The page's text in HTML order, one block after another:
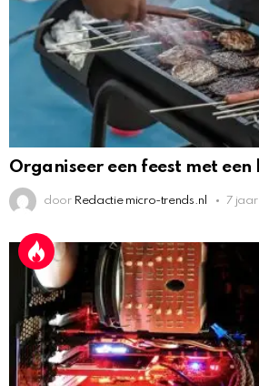
Organiseer een feest met een
door Redactie micro-trends.nl 7